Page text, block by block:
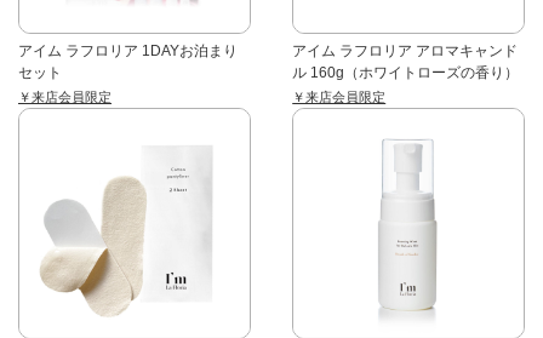
アイム ラフロリア 1DAYお泊まり
セット
￥来店会員限定
アイム ラフロリア アロマキャンド
ル 160g（ホワイトローズの香り）
￥来店会員限定